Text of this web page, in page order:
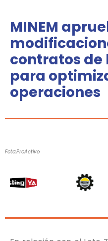
MINEM
contratos de
para
operaciones
Foto:ProActivo